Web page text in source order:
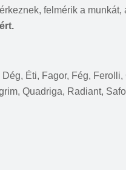
felmérik a
Éti, Fagor, Fég,
Quadriga, Radiant,